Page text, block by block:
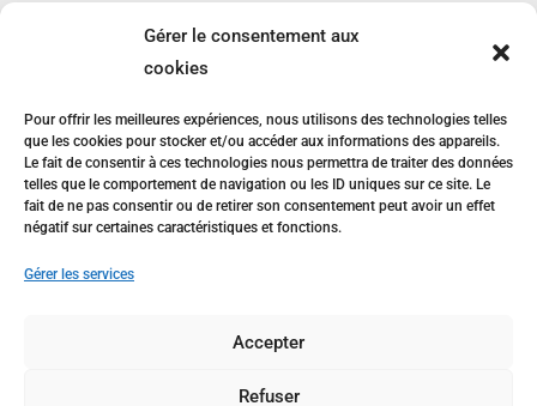
Gérer le consentement aux
cookies
Pour offrir les meilleures expériences, nous utilisons des technologies telles
que les cookies pour stocker et/ou accéder aux informations des appareils.
Le fait de consentir à ces technologies nous permettra de traiter des données
telles que le comportement de navigation ou les ID uniques sur ce site. Le
fait de ne pas consentir ou de retirer son consentement peut avoir un effet
négatif sur certaines caractéristiques et fonctions.
Gérer les services
Accepter
Refuser
LYCÉE DES MÉTIERS
Le Paraclet Quimper
35 avenue des
02 98 55 54 38